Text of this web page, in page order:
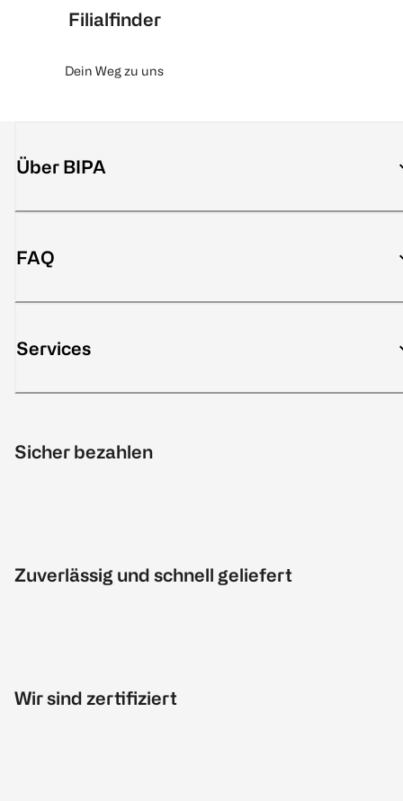
Filialfinder
Dein Weg zu uns
Über BIPA
FAQ
Services
Sicher bezahlen
Zuverlässig und schnell geliefert
Wir sind zertifiziert